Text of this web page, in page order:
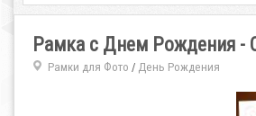
Рамка с Днем Рождения -
Рамки для Фото / День Рождения